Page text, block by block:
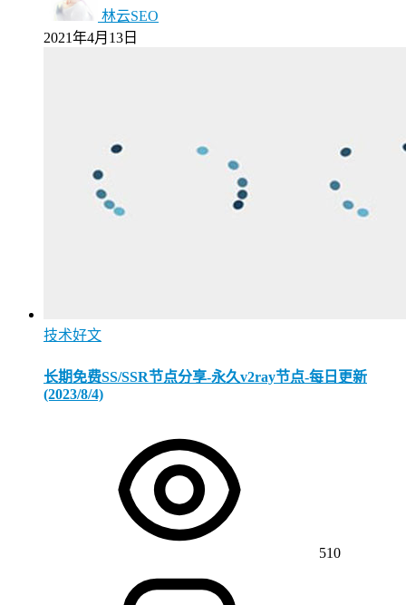
林云SEO
2021年4月13日
技术好文
长期免费SS/SSR节点分享-永久v2ray节点-每日更新
(2023/8/4)
510